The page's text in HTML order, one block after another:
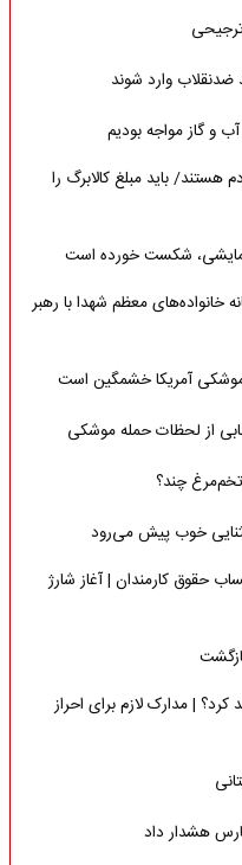
ضدنقلاب وارد شوند
و گاز مواجه بودیم
باید مبلغ کالابرگ را
نمایشی، شکست خورده است
خانواده‌های معظم شهدا با رهبر
موشکی آمریکا خشمگین است
از لحظات حمله موشکی
چند؟
خوب پیش می‌رود
4 میلیونی بحساب حقوق کارمندان | آغاز شارژ
کرد؟ | مدارک لازم برای احراز
هشدار داد